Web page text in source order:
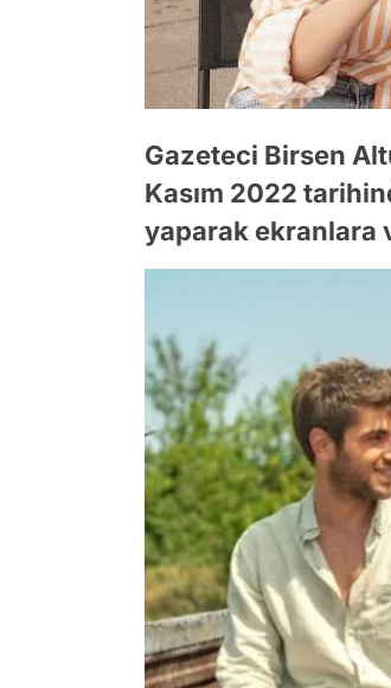
Gazeteci Birsen
Kasım 2022
yaparak ekranlara